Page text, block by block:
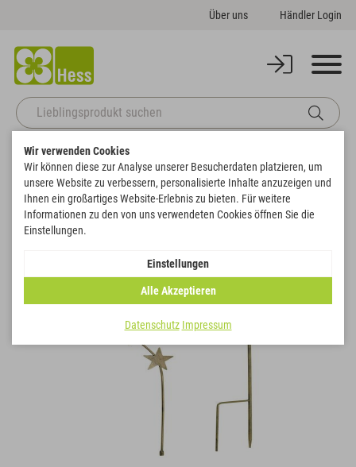
Über uns Händler Login
Startseite Themenwelten
Gartenstecker "Sternenzauber"
Zurück zur Artikelübersicht
SALE
Wir verwenden Cookies
Wir können diese zur Analyse unserer Besucherdaten platzieren, um
unsere Website zu verbessern, personalisierte Inhalte anzuzeigen und
Ihnen ein großartiges Website-Erlebnis zu bieten. Für weitere
Informationen zu den von uns verwendeten Cookies öffnen Sie die
Einstellungen.
Einstellungen
Alle Akzeptieren
Datenschutz Impressum